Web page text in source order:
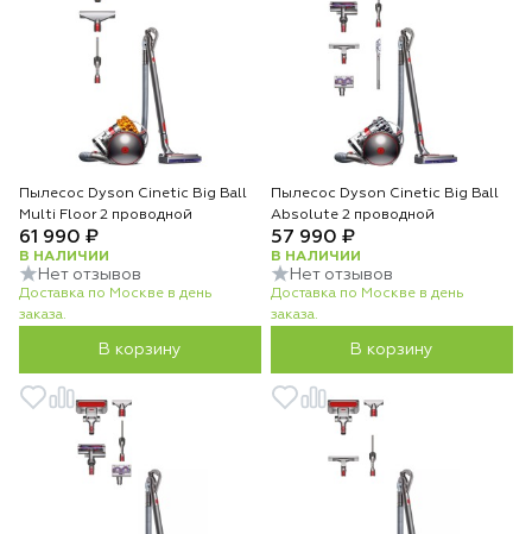
Пылесос Dyson Cinetic Big Ball
Multi Floor 2 проводной
61 990 ₽
В НАЛИЧИИ
Нет отзывов
Доставка по Москве в день
заказа.
В корзину
Пылесос Dyson Cinetic Big Ball
Absolute 2 проводной
57 990 ₽
В НАЛИЧИИ
Нет отзывов
Доставка по Москве в день
заказа.
В корзину